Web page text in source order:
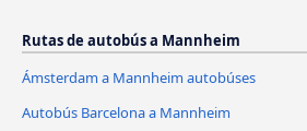
Rutas de autobús a Mannheim
Ámsterdam a Mannheim autobúses
Autobús Barcelona a Mannheim